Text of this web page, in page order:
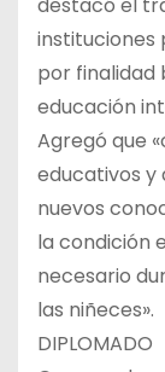
destacó el
instituciones
por finalidad
educación
Agregó que
educativos y
nuevos
la condición
necesario
las niñeces».
DIPLOMADO